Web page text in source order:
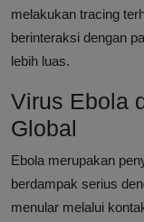
melakukan tracing
berinteraksi dengan
lebih luas.
Virus Ebola
Global
Ebola merupakan
berdampak serius
menular melalui